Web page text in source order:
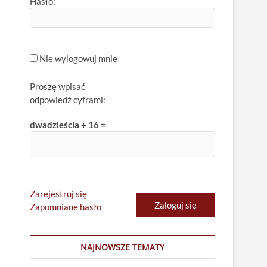
Nie wylogowuj mnie
Proszę wpisać
odpowiedź cyframi:
dwadzieścia + 16 =
Zaloguj się
Zarejestruj się
Zapomniane hasło
NAJNOWSZE TEMATY